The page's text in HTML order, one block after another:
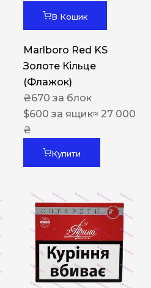
В Кошик
Marlboro Red KS
Золоте Кільце
(Флажок)
₴670 за блок
$600 за ящик≈ 27 000
₴
Купити